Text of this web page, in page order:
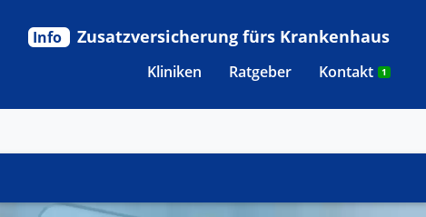
Kliniken
Ratgeber Kontakt 1
Info Zusatzversicherung fürs Krankenhaus